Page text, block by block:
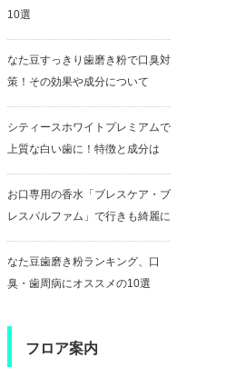
10選
なた豆すっきり歯磨き粉で口臭対
策！その効果や成分について
シティースホワイトプレミアムで
上質な白い歯に！特徴と成分は
お口専用の香水「ブレスケア・ブ
レスパルファム」で行きも綺麗に
なた豆歯磨き粉ランキング、口
臭・歯周病にオススメの10選
フロア案内